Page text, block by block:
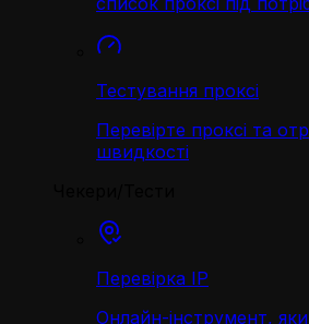
Тестування проксі
Перевірте проксі та
швидкості
Перевірка IP
Онлайн-інструмент,